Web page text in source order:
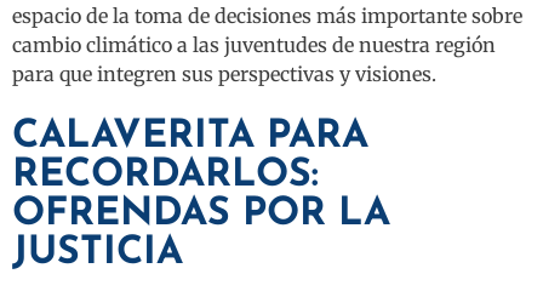
espacio de la toma de decisiones más importante sobre
cambio climático a las juventudes de nuestra región
para que integren sus perspectivas y visiones.
CALAVERITA PARA
RECORDARLOS:
OFRENDAS POR LA
JUSTICIA